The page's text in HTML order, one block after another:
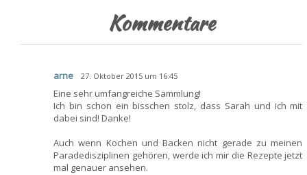
Kommentare
arne 27. Oktober 2015 um 16:45
Eine sehr umfangreiche Sammlung!
Ich bin schon ein bisschen stolz, dass Sarah und ich mit
dabei sind! Danke!
Auch wenn Kochen und Backen nicht gerade zu meinen
Paradedisziplinen gehören, werde ich mir die Rezepte jetzt
mal genauer ansehen.